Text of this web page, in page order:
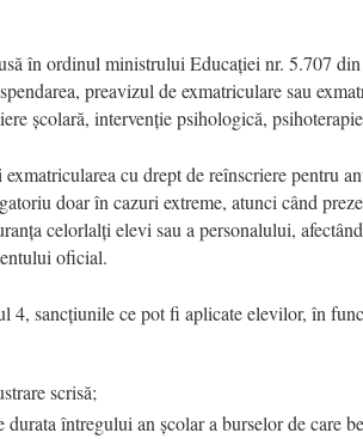
în ordinul ministrului Educației nr. 5.707
preavizul de exmatriculare sau
școlară, intervenție psihologică,
cu drept de reînscriere pentru
doar în cazuri extreme, atunci când
celorlalți elevi sau a personalului,
oficial.
sancțiunile ce pot fi aplicate elevilor, în
scrisă;
durata întregului an școlar a burselor de care